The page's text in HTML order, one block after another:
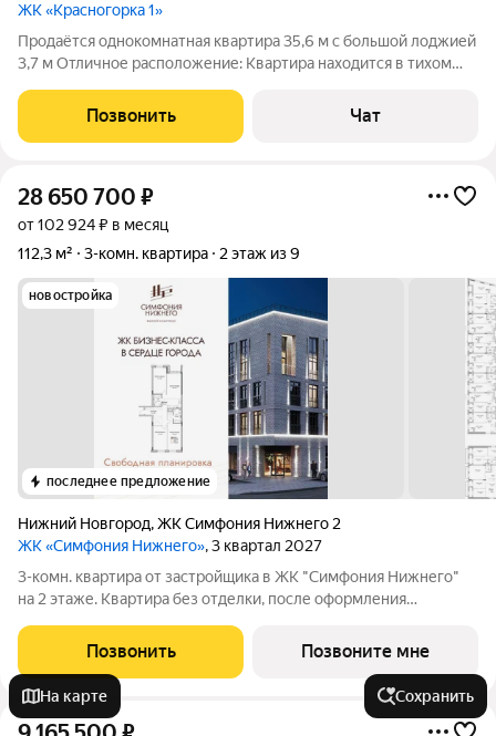
ЖК «Красногорка 1»
Продаётся однокомнатная квартира 35,6 м с большой лоджией
3,7 м Отличное расположение: Квартира находится в тихом
детские сады и школа. Идеально подходит для семей с детьми.
До Нижнего
Позвонить Чат
28 650 700 ₽
от 102 924 ₽ в месяц
112,3 м²
3-комн. квартира 2 этаж из 9
новостройка
последнее предложение
Нижний Новгород,ЖК Симфония Нижнего 2
ЖК «Симфония Нижнего», 3 квартал 2027
3-комн. квартира от застройщика в ЖК "Симфония Нижнего"
на 2 этаже. Квартира без отделки, после оформления
кв.м., жилая: 56.4 кв.м., площадь просторной кухни-столовой:
25.2 кв.м. Квартира -
Позвонить Позвоните мне
На карте Сохранить